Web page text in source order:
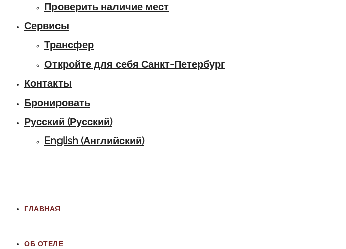
Проверить наличие мест
Сервисы
Трансфер
Откройте для себя Санкт-Петербург
Контакты
Бронировать
Русский (Русский)
English (Английский)
ГЛАВНАЯ
ОБ ОТЕЛЕ